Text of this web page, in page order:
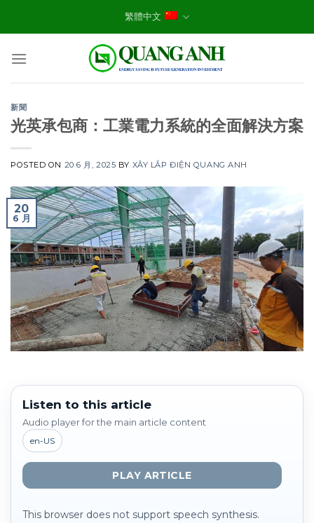
繁體中文
新聞
光英承包商：工業電力系統的全面解決方案
POSTED ON 20 6 月, 2025 BY XÂY LẮP ĐIỆN QUANG ANH
20
6 月
Listen to this article
Audio player for the main article content
en-US
PLAY ARTICLE
This browser does not support speech synthesis.